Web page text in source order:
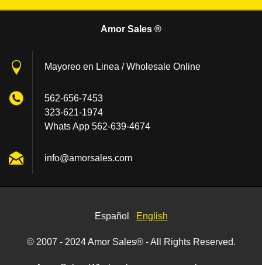
Amor Sales ®
Mayoreo en Linea / Wholesale Online
562-656-7453
323-621-1974
Whats App 562-639-4674
info@amorsales.com
Español English
© 2007 - 2024 Amor Sales® - All Rights Reserved.